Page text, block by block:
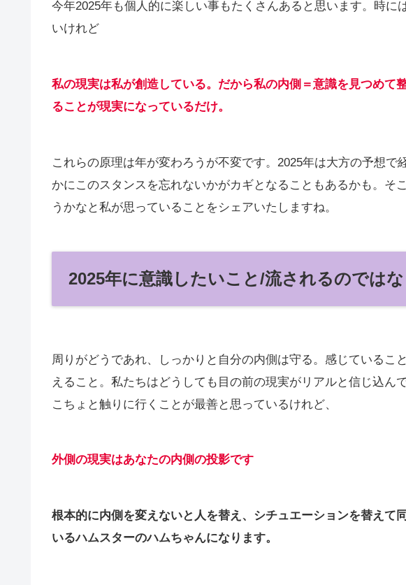
今年2025年も個人的に楽しい事もたくさんあると思います。時に
いけれど
私の現実は私が創造している。だから私の内側＝意識を見つめて
ることが現実になっているだけ。
これらの原理は年が変わろうが不変です。2025年は大方の予想で
かにこのスタンスを忘れないかがカギとなることもあるかも。そ
うかなと私が思っていることをシェアいたしますね。
2025年に意識したいこと/流されるのでは
周りがどうであれ、しっかりと自分の内側は守る。感じているこ
えること。私たちはどうしても目の前の現実がリアルと信じ込ん
こちょと触りに行くことが最善と思っているけれど、
外側の現実はあなたの内側の投影です
根本的に内側を変えないと人を替え、シチュエーションを替えて
いるハムスターのハムちゃんになります。